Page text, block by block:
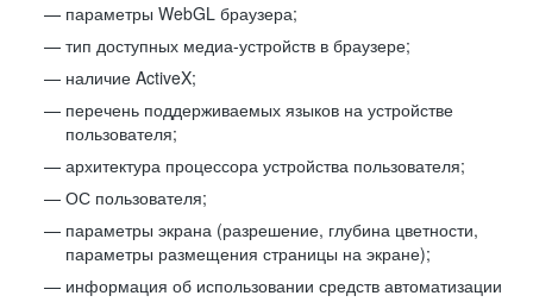
параметры WebGL браузера;
тип доступных медиа-устройств в браузере;
наличие ActiveX;
перечень поддерживаемых языков на устройстве
пользователя;
архитектура процессора устройства пользователя;
ОС пользователя;
параметры экрана (разрешение, глубина цветности,
параметры размещения страницы на экране);
информация об использовании средств автоматизации